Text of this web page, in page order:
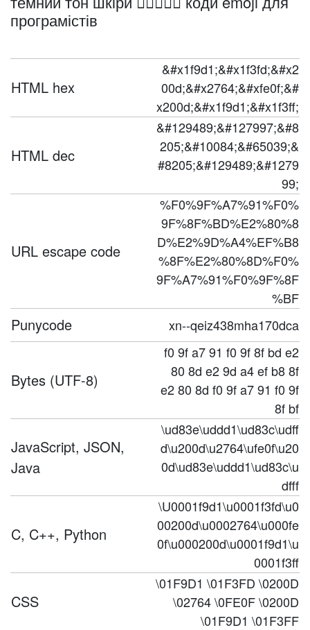
програмістів
HTML hex
&#x1f9d1;&#x1f3fd;&#x2
00d;&#x2764;&#xfe0f;&#
x200d;&#x1f9d1;&#x1f3ff;
HTML dec
&#129489;&#127997;&#8
205;&#10084;&#65039;&
#8205;&#129489;&#1279
99;
URL escape code
%F0%9F%A7%91%F0%
9F%8F%BD%E2%80%8
D%E2%9D%A4%EF%B8
%8F%E2%80%8D%F0%
9F%A7%91%F0%9F%8F
%BF
Punycode xn--qeiz438mha170dca
Bytes (UTF-8)
f0 9f a7 91 f0 9f 8f bd e2
80 8d e2 9d a4 ef b8 8f
e2 80 8d f0 9f a7 91 f0 9f
8f bf
JavaScript, JSON,
Java
\ud83e\uddd1\ud83c\udff
d\u200d\u2764\ufe0f\u20
0d\ud83e\uddd1\ud83c\u
dfff
C, C++, Python
\U0001f9d1\u0001f3fd\u0
00200d\u0002764\u000fe
0f\u000200d\u0001f9d1\u
0001f3ff
CSS
\01F9D1 \01F3FD \0200D
\02764 \0FE0F \0200D
\01F9D1 \01F3FF